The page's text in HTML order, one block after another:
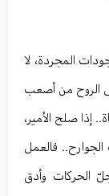
المجردة، لا
الروح من أصعب
إذا صلح الأمير،
فالعمل
الحركات وأدق